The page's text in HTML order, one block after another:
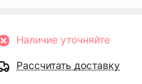
Наличие уточняйте
Рассчитать доставку